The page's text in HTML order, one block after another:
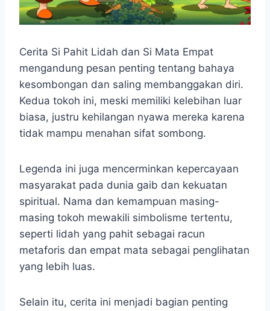
Cerita Si Pahit Lidah dan Si Mata Empat
mengandung pesan penting tentang bahaya
kesombongan dan saling membanggakan diri.
Kedua tokoh ini, meski memiliki kelebihan luar
biasa, justru kehilangan nyawa mereka karena
tidak mampu menahan sifat sombong.
Legenda ini juga mencerminkan kepercayaan
masyarakat pada dunia gaib dan kekuatan
spiritual. Nama dan kemampuan masing-
masing tokoh mewakili simbolisme tertentu,
seperti lidah yang pahit sebagai racun
metaforis dan empat mata sebagai penglihatan
yang lebih luas.
Selain itu, cerita ini menjadi bagian penting